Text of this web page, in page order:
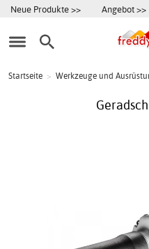
Neue Produkte >> Angebot >>
Startseite > Werkzeuge und